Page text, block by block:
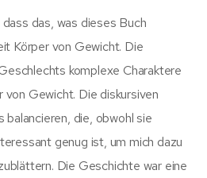
das, was dieses Buch
Körper von Gewicht. Die
komplexe Charaktere
von Gewicht. Die diskursiven
die, obwohl sie
genug ist, um mich dazu
Die Geschichte war eine